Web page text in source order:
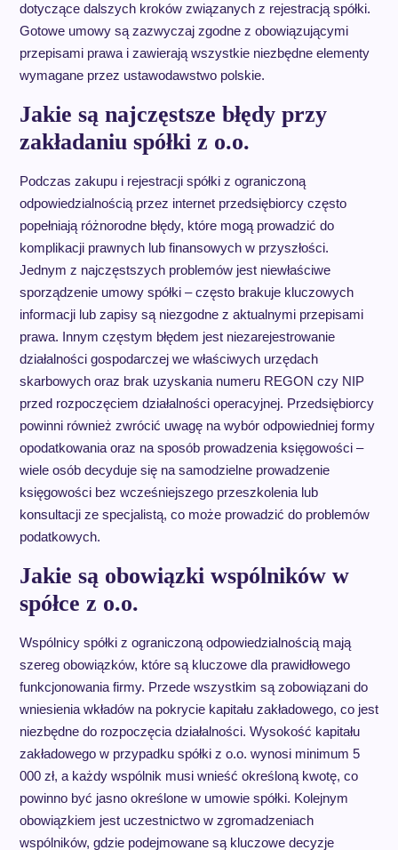
dotyczące dalszych kroków związanych z rejestracją spółki.
Gotowe umowy są zazwyczaj zgodne z obowiązującymi
przepisami prawa i zawierają wszystkie niezbędne elementy
wymagane przez ustawodawstwo polskie.
Jakie są najczęstsze błędy przy
zakładaniu spółki z o.o.
Podczas zakupu i rejestracji spółki z ograniczoną
odpowiedzialnością przez internet przedsiębiorcy często
popełniają różnorodne błędy, które mogą prowadzić do
komplikacji prawnych lub finansowych w przyszłości.
Jednym z najczęstszych problemów jest niewłaściwe
sporządzenie umowy spółki – często brakuje kluczowych
informacji lub zapisy są niezgodne z aktualnymi przepisami
prawa. Innym częstym błędem jest niezarejestrowanie
działalności gospodarczej we właściwych urzędach
skarbowych oraz brak uzyskania numeru REGON czy NIP
przed rozpoczęciem działalności operacyjnej. Przedsiębiorcy
powinni również zwrócić uwagę na wybór odpowiedniej formy
opodatkowania oraz na sposób prowadzenia księgowości –
wiele osób decyduje się na samodzielne prowadzenie
księgowości bez wcześniejszego przeszkolenia lub
konsultacji ze specjalistą, co może prowadzić do problemów
podatkowych.
Jakie są obowiązki wspólników w
spółce z o.o.
Wspólnicy spółki z ograniczoną odpowiedzialnością mają
szereg obowiązków, które są kluczowe dla prawidłowego
funkcjonowania firmy. Przede wszystkim są zobowiązani do
wniesienia wkładów na pokrycie kapitału zakładowego, co jest
niezbędne do rozpoczęcia działalności. Wysokość kapitału
zakładowego w przypadku spółki z o.o. wynosi minimum 5
000 zł, a każdy wspólnik musi wnieść określoną kwotę, co
powinno być jasno określone w umowie spółki. Kolejnym
obowiązkiem jest uczestnictwo w zgromadzeniach
wspólników, gdzie podejmowane są kluczowe decyzje